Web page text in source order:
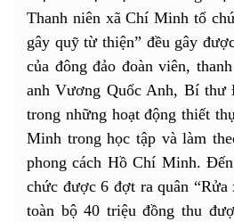
Thanh niên xã Chí Minh tổ
gây quỹ từ thiện” đều gây
của đông đảo đoàn viên,
anh Vương Quốc Anh, Bí
trong những hoạt động thiết
Minh trong học tập và làm
phong cách Hồ Chí Minh.
chức được 6 đợt ra quân “Rửa
toàn bộ 40 triệu đồng thu